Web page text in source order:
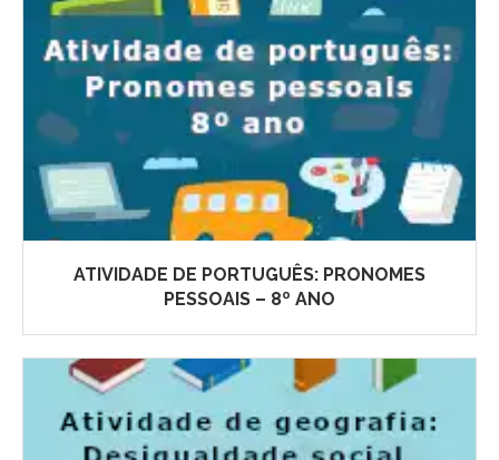
ATIVIDADE DE PORTUGUÊS: PRONOMES
PESSOAIS – 8º ANO